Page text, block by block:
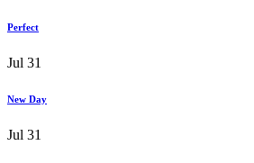
Perfect
Jul 31
New Day
Jul 31